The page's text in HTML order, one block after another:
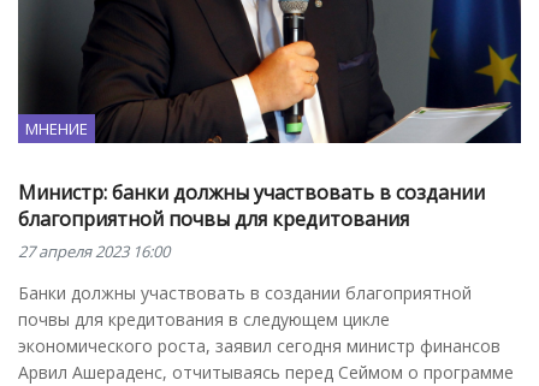
МНЕНИЕ
Министр: банки должны участвовать в создании
благоприятной почвы для кредитования
27 апреля 2023 16:00
Банки должны участвовать в создании благоприятной
почвы для кредитования в следующем цикле
экономического роста, заявил сегодня министр финансов
Арвил Ашераденс, отчитываясь перед Сеймом о программе